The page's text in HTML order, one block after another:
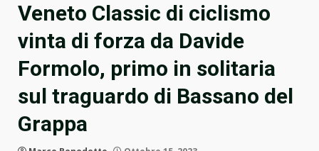
Veneto Classic di ciclismo
vinta di forza da Davide
Formolo, primo in solitaria
sul traguardo di Bassano del
Grappa